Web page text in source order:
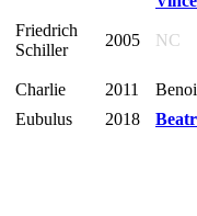
Friedrich
Schiller
2005 NC
Charlie 2011
Eubulus 2018